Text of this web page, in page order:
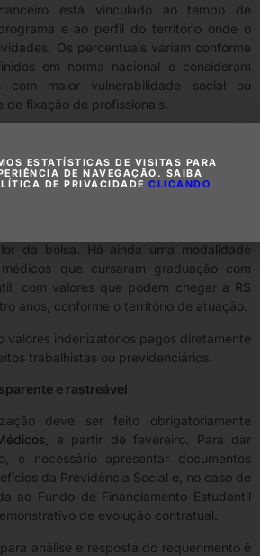
está vinculado ao tempo de
e ao perfil do território onde o
Os percentuais variam conforme
em norma nacional e consideram
com maior vulnerabilidade social ou
fixação de profissionais.
da bolsa do Mais Médicos é de R$
de maior vulnerabilidade nas regiões
Oeste, os médicos receberão até 119
do valor da bolsa multiplicado por
da bolsa. Há ainda uma modalidade
que cursaram graduação com
com valores que podem chegar a R$
anos, conforme o território de atuação.
valores indenizatórios pagos diretamente
trabalhistas ou previdenciários.
e rastreável
deve ser feito obrigatoriamente
, a partir de fevereiro. Para dar
é necessário apresentar documentos
da Previdência Social e, no caso de
ao Fundo de Financiamento Estudantil
de evolução contratual.
análise e resposta do requerimento é
ESTATÍSTICAS DE VISITAS PARA
DE NAVEGAÇÃO. SAIBA
DE PRIVACIDADE CLICANDO